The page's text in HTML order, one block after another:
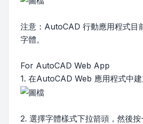
注意：AutoCAD 行動應用程式目
字體。
For AutoCAD Web App
1. 在AutoCAD Web 應用程式中
2. 選擇字體樣式下拉箭頭，然後按